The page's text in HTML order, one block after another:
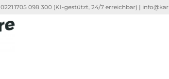
0221 1705 098 300 (KI-gestützt, 24/7 erreichbar) |